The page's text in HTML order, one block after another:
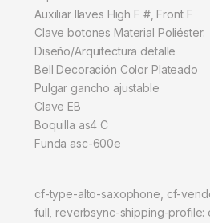
Auxiliar llaves High F #, Front F
Clave botones Material Poliéster.
Diseño/Arquitectura detalle
Bell Decoración Color Plateado
Pulgar gancho ajustable
Clave EB
Boquilla as4 C
Funda asc-600e
cf-type-alto-saxophone, cf-
full, reverbsync-shipping-profile: